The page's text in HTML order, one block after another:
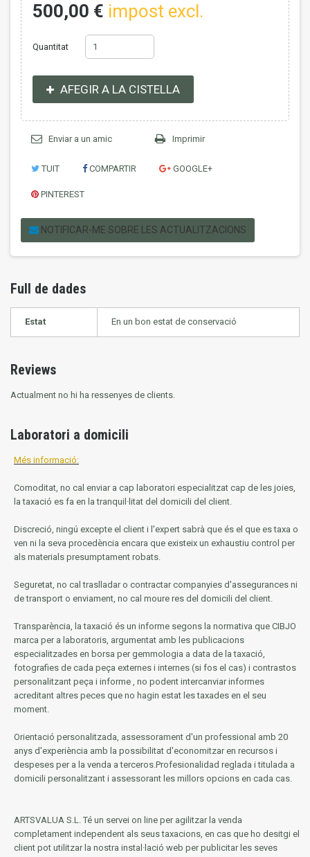
500,00 € impost excl.
Quantitat
AFEGIR A LA CISTELLA
Enviar a un amic Imprimir
TUIT COMPARTIR GOOGLE+
PINTEREST
NOTIFICAR-ME SOBRE LES ACTUALITZACIONS
Full de dades
Estat En un bon estat de conservació
Reviews
Actualment no hi ha ressenyes de clients.
Laboratori a domicili
Més informació:
Comoditat, no cal enviar a cap laboratori especialitzat cap de les joies,
la taxació es fa en la tranquil·litat del domicili del client.
Discreció, ningú excepte el client i l'expert sabrà que és el que es taxa o
ven ni la seva procedència encara que existeix un exhaustiu control per
als materials presumptament robats.
Seguretat, no cal traslladar o contractar companyies d'assegurances ni
de transport o enviament, no cal moure res del domicili del client.
Transparència, la taxació és un informe segons la normativa que CIBJO
marca per a laboratoris, argumentat amb les publicacions
especialitzades en borsa per gemmologia a data de la taxació,
fotografies de cada peça externes i internes (si fos el cas) i contrastos
personalitzant peça i informe , no podent intercanviar informes
acreditant altres peces que no hagin estat les taxades en el seu
moment.
Orientació personalitzada, assessorament d'un professional amb 20
anys d'experiència amb la possibilitat d'economitzar en recursos i
despeses per a la venda a terceros.Profesionalidad reglada i titulada a
domicili personalitzant i assessorant les millors opcions en cada cas.
ARTSVALUA S.L. Té un servei on line per agilitzar la venda
completament independent als seus taxacions, en cas que ho desitgi el
client pot utilitzar la nostra instal·lació web per publicitar les seves